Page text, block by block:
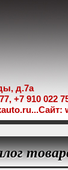
д.7а
+7 910 022